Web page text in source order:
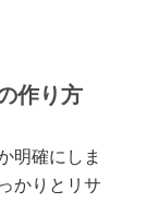
作り方
明確にしま
かりとリサ